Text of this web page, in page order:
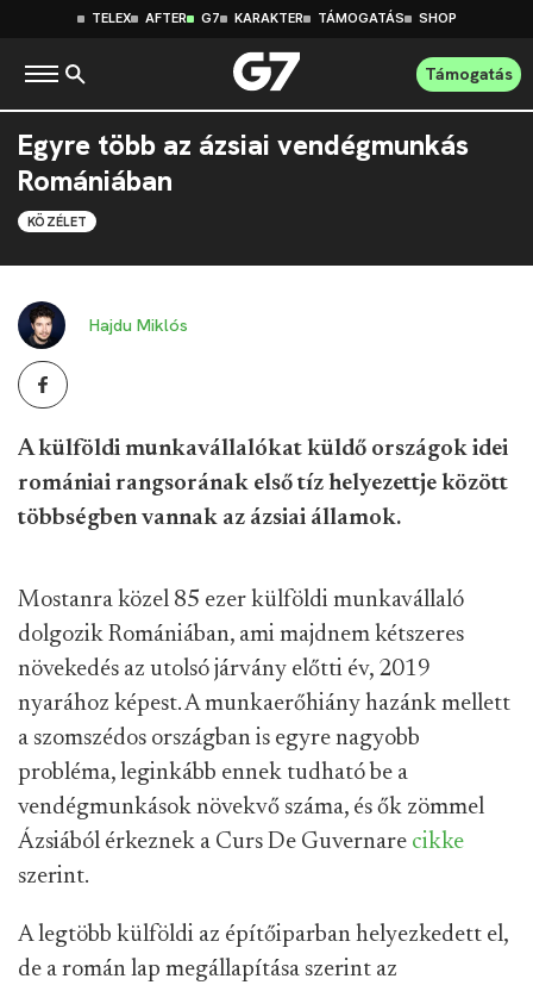
TELEX AFTER G7 KARAKTER TÁMOGATÁS SHOP
Támogatás
Egyre több az ázsiai vendégmunkás
Romániában
KÖZÉLET
Hajdu Miklós
A külföldi munkavállalókat küldő országok idei
romániai rangsorának első tíz helyezettje között
többségben vannak az ázsiai államok.
Mostanra közel 85 ezer külföldi munkavállaló
dolgozik Romániában, ami majdnem kétszeres
növekedés az utolsó járvány előtti év, 2019
nyarához képest. A munkaerőhiány hazánk mellett
a szomszédos országban is egyre nagyobb
probléma, leginkább ennek tudható be a
vendégmunkások növekvő száma, és ők zömmel
Ázsiából érkeznek a Curs De Guvernare cikke
szerint.
A legtöbb külföldi az építőiparban helyezkedett el,
de a román lap megállapítása szerint az